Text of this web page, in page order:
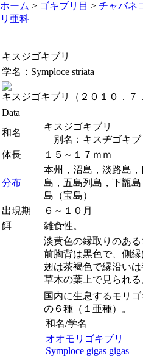
ホーム > ゴキブリ目 > チャバネ
リ亜科
キスジゴキブリ
学名： Symploce striata
キスジゴキブリ（２０１０．７
Data
和名
キスジゴキブリ
別名：キスヂゴキブ
体長
１５～１７ｍｍ
分布
本州，沼島，淡路島
島，五島列島，下甑
島（宝島）
出現期
６～１０月
餌
雑食性。
淡黄色の縁取りのある
前胸背は黒色で、側縁
翅は茶褐色で縁沿いは
草木の葉上で見られる
国内に生息するモリ
の６種（１亜種）。
和名/学名
オオモリゴキブリ
Symploce gigas gigas